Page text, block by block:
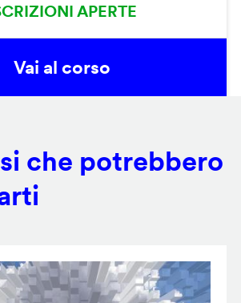
APERTE
Vai al corso
che potrebbero